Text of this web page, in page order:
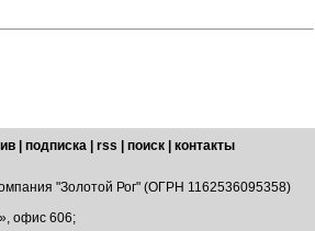
подписка rss поиск
контакты
"Золотой Рог" (ОГРН 1162536095358)
офис 606;